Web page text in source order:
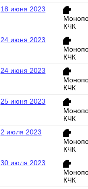
18 июня 2023
КЧК
24 июня 2023
КЧК
24 июня 2023
КЧК
25 июня 2023
КЧК
2 июля 2023
КЧК
30 июля 2023
КЧК